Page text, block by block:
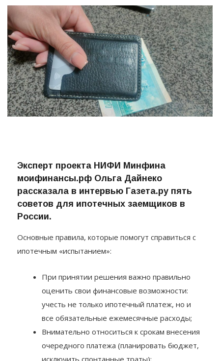
Автор:Валентина 30.04.2024 1919
Эксперт проекта НИФИ Минфина
моифинансы.рф Ольга Дайнеко
рассказала в интервью Газета.ру пять
России.
При принятии решения важно правильно
оценить свои финансовые возможности:
учесть не только ипотечный платеж, но и
все обязательные ежемесячные расходы;
Внимательно относиться к срокам внесения